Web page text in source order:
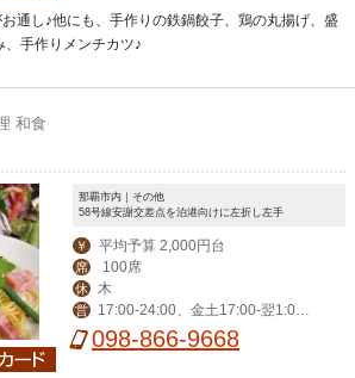
通し♪他にも、手作りの鉄鍋餃子、鶏の丸揚げ、盛
、手作りメンチカツ♪
和食
那覇市内｜その他
58号線安謝交差点を泊港向けに左折し左手
￥ 平均予算 2,000円台
席 100席
休 木
営
17:00-24:00、金土17:00-翌1:0
0、日17:00-23:00
098-866-9668